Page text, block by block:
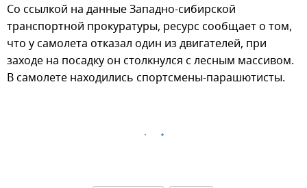
Со ссылкой на данные Западно-сибирской
транспортной прокуратуры, ресурс сообщает о том,
что у самолета отказал один из двигателей, при
заходе на посадку он столкнулся с лесным массивом.
В самолете находились спортсмены-парашютисты.